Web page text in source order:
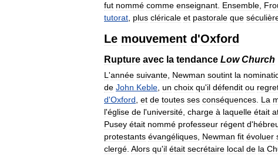
fut nommé comme enseignant. Ensemble,
tutorat, plus cléricale et pastorale que
Le mouvement d'Oxford
Rupture avec la tendance Low Church
L'année suivante, Newman soutint la
de John Keble, un choix qu'il défendit ou
d'Oxford, et de toutes ses conséquences. La
l'église de l'université, charge à laquelle était
Pusey était nommé professeur régent d'
protestants évangéliques, Newman fit évoluer
clergé. Alors qu'il était secrétaire local de la